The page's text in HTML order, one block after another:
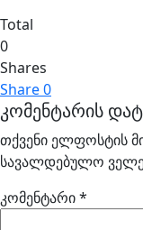
Total
0
Shares
Share0
კომენტარის
თქვენი ელფოსტის
სავალდებულო
კომენტარი*